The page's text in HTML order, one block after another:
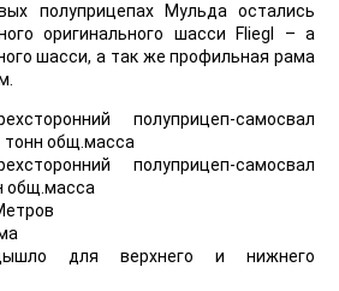
полуприцепах Мульда остались
оригинального шасси Fliegl – а
шасси, а так же профильная рама
полуприцеп-самосвал
общ.масса
полуприцеп-самосвал
общ.масса
для верхнего и нижнего